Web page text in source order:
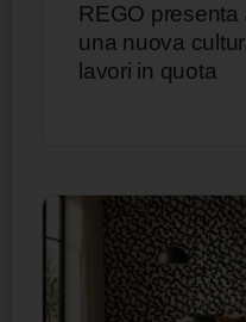
REGO
una nuova
lavori in quota